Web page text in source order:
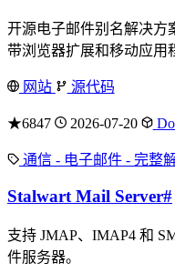
开源电子邮件别名解决方
带浏览器扩展和移动应用
网站 源代码
★6847 2026-07-20
通信 - 电子邮件 - 完整
Stalwart Mail Server#
支持 JMAP、IMAP4 和
件服务器。